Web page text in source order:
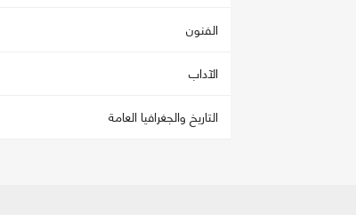
الفنون
الآداب
التاريخ والجغرافيا العامة